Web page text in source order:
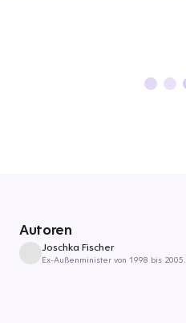
Autoren
Joschka Fischer
Ex-Außenminister von 1998 bis 2005.